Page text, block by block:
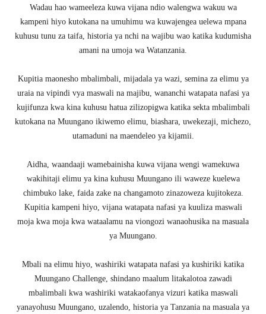
Wadau hao wameeleza kuwa vijana ndio walengwa wakuu wa
kampeni hiyo kutokana na umuhimu wa kuwajengea uelewa mpana
kuhusu tunu za taifa, historia ya nchi na wajibu wao katika kudumisha
amani na umoja wa Watanzania.
Kupitia maonesho mbalimbali, mijadala ya wazi, semina za elimu ya
uraia na vipindi vya maswali na majibu, wananchi watapata nafasi ya
kujifunza kwa kina kuhusu hatua zilizopigwa katika sekta mbalimbali
kutokana na Muungano ikiwemo elimu, biashara, uwekezaji, michezo,
utamaduni na maendeleo ya kijamii.
Aidha, waandaaji wamebainisha kuwa vijana wengi wamekuwa
wakihitaji elimu ya kina kuhusu Muungano ili waweze kuelewa
chimbuko lake, faida zake na changamoto zinazoweza kujitokeza.
Kupitia kampeni hiyo, vijana watapata nafasi ya kuuliza maswali
moja kwa moja kwa wataalamu na viongozi wanaohusika na masuala
ya Muungano.
Mbali na elimu hiyo, washiriki watapata nafasi ya kushiriki katika
Muungano Challenge, shindano maalum litakalotoa zawadi
mbalimbali kwa washiriki watakaofanya vizuri katika maswali
yanayohusu Muungano, uzalendo, historia ya Tanzania na masuala ya